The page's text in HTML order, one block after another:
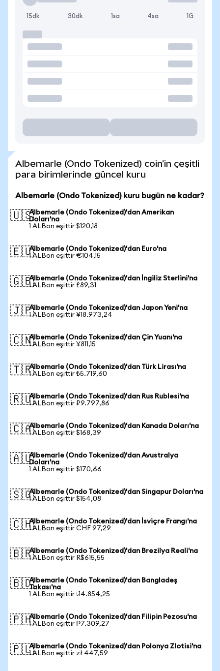
15dk 30dk 1sa 4sa 1G
Albemarle (Ondo Tokenized) coin'in çeşitli
para birimlerinde güncel kuru
Albemarle (Ondo Tokenized) kuru bugün ne kadar?
🇺🇸Albemarle (Ondo Tokenized)'dan Amerikan
Doları'na
1 ALBon eşittir $120,18
🇪🇺Albemarle (Ondo Tokenized)'dan Euro'na
1 ALBon eşittir €104,15
🇬🇧Albemarle (Ondo Tokenized)'dan İngiliz Sterlini'na
1 ALBon eşittir £89,31
🇯🇵Albemarle (Ondo Tokenized)'dan Japon Yeni'na
1 ALBon eşittir ¥18.973,24
🇨🇳Albemarle (Ondo Tokenized)'dan Çin Yuanı'na
1 ALBon eşittir ¥811,15
🇹🇷Albemarle (Ondo Tokenized)'dan Türk Lirası'na
1 ALBon eşittir ₺5.719,60
🇷🇺Albemarle (Ondo Tokenized)'dan Rus Rublesi'na
1 ALBon eşittir ₽9.797,86
🇨🇦Albemarle (Ondo Tokenized)'dan Kanada Doları'na
1 ALBon eşittir $168,39
🇦🇺Albemarle (Ondo Tokenized)'dan Avustralya
Doları'na
1 ALBon eşittir $170,66
🇸🇬Albemarle (Ondo Tokenized)'dan Singapur Doları'na
1 ALBon eşittir $154,08
🇨🇭Albemarle (Ondo Tokenized)'dan İsviçre Frangı'na
1 ALBon eşittir CHF 97,29
🇧🇷Albemarle (Ondo Tokenized)'dan Brezilya Reali'na
1 ALBon eşittir R$615,55
🇧🇩Albemarle (Ondo Tokenized)'dan Bangladeş
Takası'na
1 ALBon eşittir ৳14.854,25
🇵🇭Albemarle (Ondo Tokenized)'dan Filipin Pezosu'na
1 ALBon eşittir ₱7.309,27
🇵🇱Albemarle (Ondo Tokenized)'dan Polonya Zlotisi'na
1 ALBon eşittir zł 447,59